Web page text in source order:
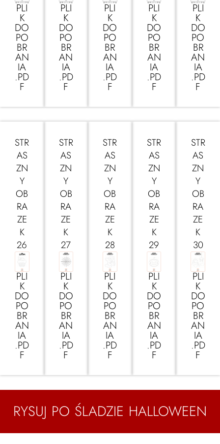
PLI
K
DO
PO
BR
AN
IA
.PD
F
PLI
K
DO
PO
BR
AN
IA
.PD
F
PLI
K
DO
PO
BR
AN
IA
.PD
F
PLI
K
DO
PO
BR
AN
IA
.PD
F
PLI
K
DO
PO
BR
AN
IA
.PD
F
STR
AS
ZN
Y
OB
RA
ZE
K
26
PLI
K
DO
PO
BR
AN
IA
.PD
F
STR
AS
ZN
Y
OB
RA
ZE
K
27
PLI
K
DO
PO
BR
AN
IA
.PD
F
STR
AS
ZN
Y
OB
RA
ZE
K
28
PLI
K
DO
PO
BR
AN
IA
.PD
F
STR
AS
ZN
Y
OB
RA
ZE
K
29
PLI
K
DO
PO
BR
AN
IA
.PD
F
STR
AS
ZN
Y
OB
RA
ZE
K
30
PLI
K
DO
PO
BR
AN
IA
.PD
F
RYSUJ PO ŚLADZIE HALLOWEEN